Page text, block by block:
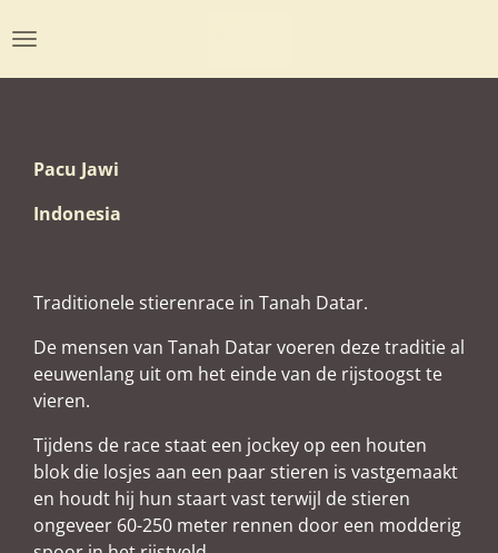
direct
naar
Pacu Jawi
Indonesia
Traditionele stierenrace in Tanah Datar.
De mensen van Tanah Datar voeren deze traditie al
eeuwenlang uit om het einde van de rijstoogst te
vieren.
Tijdens de race staat een jockey op een houten
blok die losjes aan een paar stieren is vastgemaakt
en houdt hij hun staart vast terwijl de stieren
ongeveer 60-250 meter rennen door een modderig